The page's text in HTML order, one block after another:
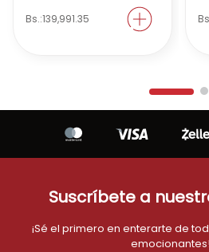
Bs.:139,991.35
Suscríbete a
¡Sé el primero en enterarte de
emocionantes!